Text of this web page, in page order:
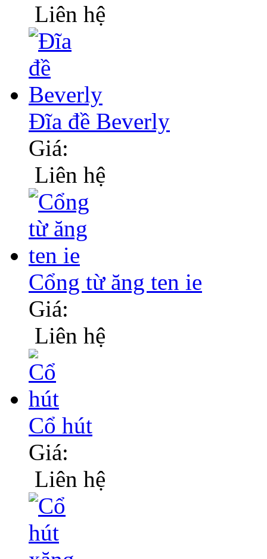
Liên hệ
Đĩa đề Beverly
Giá:
Liên hệ
Cổng từ ăng ten ie
Giá:
Liên hệ
Cổ hút
Giá:
Liên hệ